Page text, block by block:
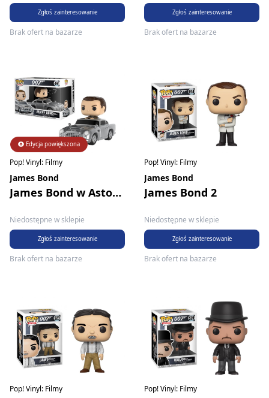
Zgłoś zainteresowanie
Brak ofert na bazarze
Zgłoś zainteresowanie
Brak ofert na bazarze
Edycja powiększona
Pop! Vinyl: Filmy
James Bond
James Bond w Aston Martin
Niedostępne w sklepie
Zgłoś zainteresowanie
Brak ofert na bazarze
Pop! Vinyl: Filmy
James Bond
James Bond 2
Niedostępne w sklepie
Zgłoś zainteresowanie
Brak ofert na bazarze
Pop! Vinyl: Filmy Pop! Vinyl: Filmy